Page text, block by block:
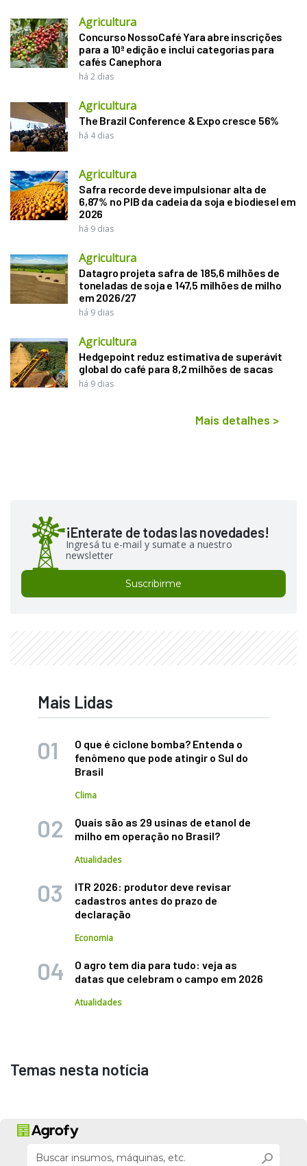
Agricultura
Concurso NossoCafé Yara abre inscrições
para a 10ª edição e inclui categorias para
cafés Canephora
há 2 dias
Agricultura
The Brazil Conference & Expo cresce 56%
há 4 dias
Agricultura
Safra recorde deve impulsionar alta de
6,87% no PIB da cadeia da soja e biodiesel em
2026
há 9 dias
Agricultura
Datagro projeta safra de 185,6 milhões de
toneladas de soja e 147,5 milhões de milho
em 2026/27
há 9 dias
Agricultura
Hedgepoint reduz estimativa de superávit
global do café para 8,2 milhões de sacas
há 9 dias
Mais detalhes >
¡Enterate de todas las novedades!
Ingresá tu e-mail y sumate a nuestro
newsletter
Suscribirme
Mais Lidas
O que é ciclone bomba? Entenda o
fenômeno que pode atingir o Sul do
Brasil
Clima
Quais são as 29 usinas de etanol de
milho em operação no Brasil?
Atualidades
ITR 2026: produtor deve revisar
cadastros antes do prazo de
declaração
Economia
O agro tem dia para tudo: veja as
datas que celebram o campo em 2026
Atualidades
Temas nesta notícia